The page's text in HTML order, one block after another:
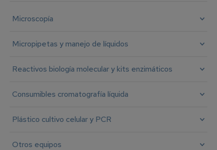
Microscopía
Micropipetas y manejo de líquidos
Reactivos biología molecular y kits enzimáticos
Consumibles cromatografía líquida
Plástico cultivo celular y PCR
Otros equipos